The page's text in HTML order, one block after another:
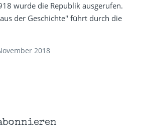
wurde die Republik ausgerufen.
der Geschichte" führt durch die
2018